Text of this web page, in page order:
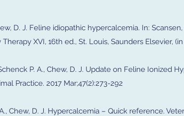
D. J. Feline idiopathic hypercalcemia. In:
XVI, 16th ed., St. Louis, Saunders Elsevier, (in
P. A., Chew, D. J. Update on Feline Ionized
Practice. 2017 Mar;47(2):273-292
Chew, D. J. Hypercalcemia – Quick reference.